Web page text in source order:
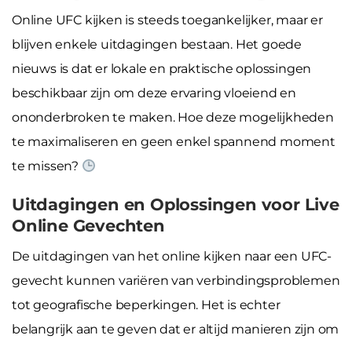
Online UFC kijken is steeds toegankelijker, maar er
blijven enkele uitdagingen bestaan. Het goede
nieuws is dat er lokale en praktische oplossingen
beschikbaar zijn om deze ervaring vloeiend en
ononderbroken te maken. Hoe deze mogelijkheden
te maximaliseren en geen enkel spannend moment
te missen?
Uitdagingen en Oplossingen voor Live
Online Gevechten
De uitdagingen van het online kijken naar een UFC-
gevecht kunnen variëren van verbindingsproblemen
tot geografische beperkingen. Het is echter
belangrijk aan te geven dat er altijd manieren zijn om